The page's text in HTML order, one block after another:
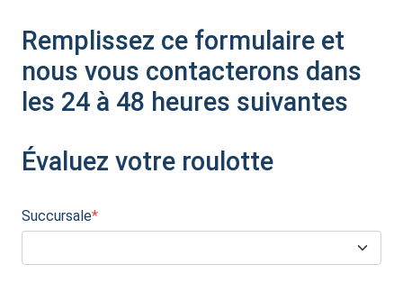
Remplissez ce formulaire et
nous vous contacterons dans
les 24 à 48 heures suivantes
Évaluez votre roulotte
Succursale*